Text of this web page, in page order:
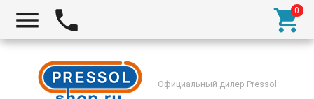
  
Официальный дилер Pressol